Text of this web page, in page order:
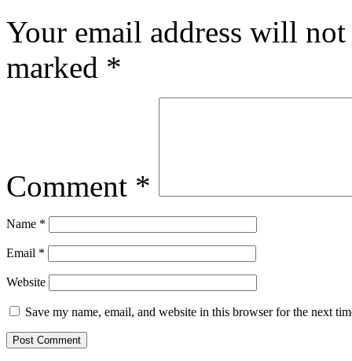
Your email address will
marked *
Comment *
Name *
Email *
Website
Save my name, email, and website in this browser for the next